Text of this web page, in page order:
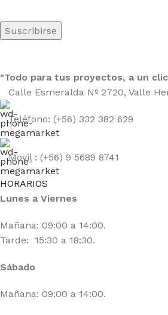
"Todo para tus proyectos, a un
Calle Esmeralda Nº 2720, Valle
Teléfono: (+56) 332 382 629
Movil : (+56) 9 5689 8741
HORARIOS
Lunes a Viernes
Mañana: 09:00 a 14:00.
Tarde: 15:30 a 18:30.
Sábado
Mañana: 09:00 a 14:00.